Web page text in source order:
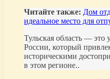
Читайте также: Дом
идеальное место для
Тульская область — это
России, который
историческими
в этом регионе..